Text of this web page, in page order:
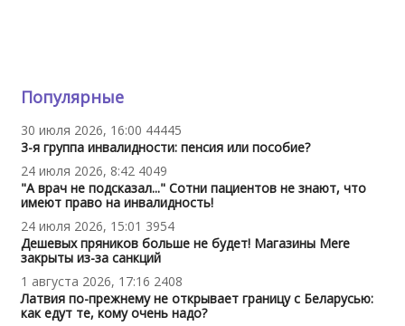
Популярные
30 июля 2026, 16:00 44445
3-я группа инвалидности: пенсия или пособие?
24 июля 2026, 8:42 4049
"А врач не подсказал..." Сотни пациентов не знают, что
имеют право на инвалидность!
24 июля 2026, 15:01 3954
Дешевых пряников больше не будет! Магазины Mere
закрыты из-за санкций
1 августа 2026, 17:16 2408
Латвия по-прежнему не открывает границу с Беларусью:
как едут те, кому очень надо?